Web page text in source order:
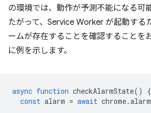
の環境では、動作が予測不能になる可
たがって、Service Worker が起動する
ームが存在することを確認することを
に例を示します。
async function checkAlarmState()
{
const alarm = await chrome.